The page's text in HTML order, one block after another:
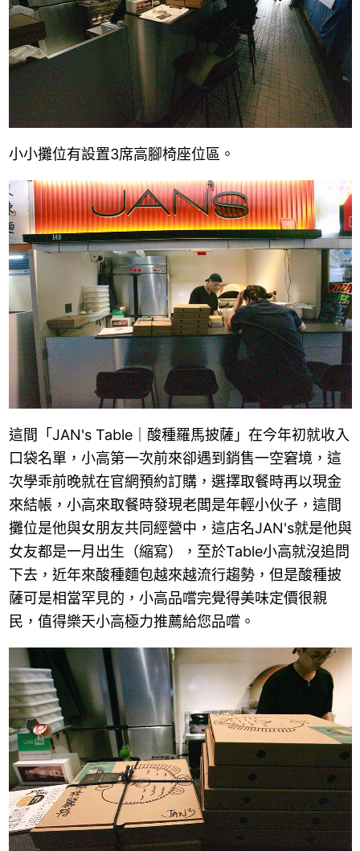
小小攤位有設置3席高腳椅座位區。
這間「JAN's Table｜酸種羅馬披薩」在今年初就收入
口袋名單，小高第一次前來卻遇到銷售一空窘境，這
次學乖前晚就在官網預約訂購，選擇取餐時再以現金
來結帳，小高來取餐時發現老闆是年輕小伙子，這間
攤位是他與女朋友共同經營中，這店名JAN's就是他與
女友都是一月出生（縮寫），至於Table小高就沒追問
下去，近年來酸種麵包越來越流行趨勢，但是酸種披
薩可是相當罕見的，小高品嚐完覺得美味定價很親
民，值得樂天小高極力推薦給您品嚐。